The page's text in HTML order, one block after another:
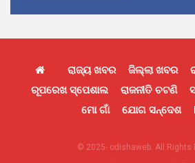
ରାଜ୍ୟ ଖବର ଜିଲ୍ଲା ଖବର
ରୂପରେଖ ସ୍ପେଶାଲ
ରାଜନୀତି ଚଟଣି
ମୋ ଗାଁ
ଯୋଗ ସନ୍ଦେଶ
© 2025- odishaweb. All Rights